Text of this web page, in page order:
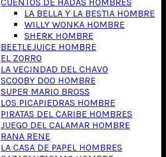
LA BELLA Y LA BESTIA HOMBRE
WILLY WONKA HOMBRE
SHERK HOMBRE
BEETLEJUICE HOMBRE
EL ZORRO
LA VECINDAD DEL CHAVO
SCOOBY DOO HOMBRE
SUPER MARIO BROSS
LOS PICAPIEDRAS HOMBRE
PIRATAS DEL CARIBE HOMBRES
JUEGO DEL CALAMAR HOMBRE
RANA RENE
LA CASA DE PAPEL HOMBRES